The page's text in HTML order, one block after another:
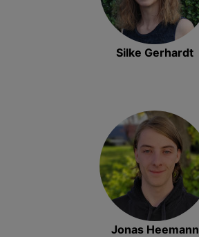
Silke Gerhardt
Jonas Heemann